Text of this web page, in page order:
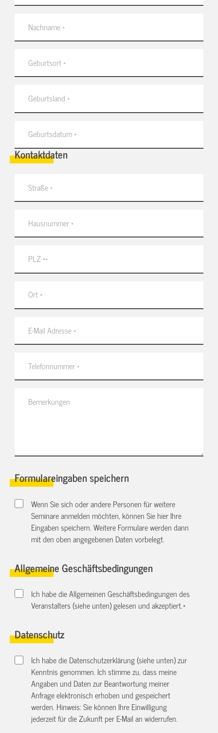
Kontaktdaten
Formulareingaben speichern
Wenn Sie sich oder andere Personen für weitere
Seminare anmelden möchten, können Sie hier Ihre
Eingaben speichern. Weitere Formulare werden dann
mit den oben angegebenen Daten vorbelegt.
Allgemeine Geschäftsbedingungen
Ich habe die Allgemeinen Geschäftsbedingungen des
Veranstalters (siehe unten) gelesen und akzeptiert.*
Datenschutz
Ich habe die Datenschutzerklärung (siehe unten) zur
Kenntnis genommen. Ich stimme zu, dass meine
Angaben und Daten zur Beantwortung meiner
Anfrage elektronisch erhoben und gespeichert
werden. Hinweis: Sie können Ihre Einwilligung
jederzeit für die Zukunft per E-Mail anwiderrufen.